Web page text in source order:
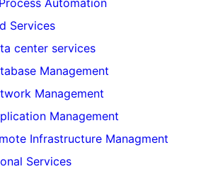
Automation
Services
center services
Management
Management
Management
Infrastructure Managment
Services